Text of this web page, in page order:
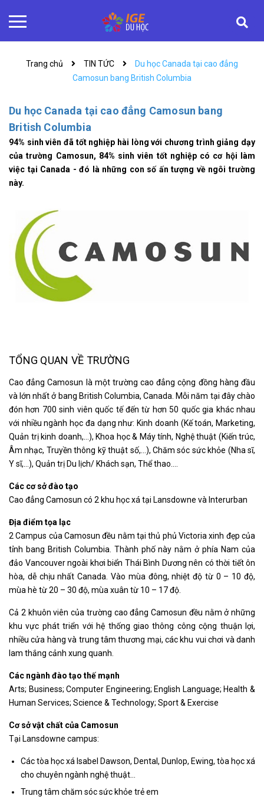
Trang chủ TIN TỨC
Du học Canada tại cao đẳng
Camosun bang British Columbia
Du học Canada tại cao đẳng Camosun bang
British Columbia
94% sinh viên đã tốt nghiệp hài lòng với chương trình giảng dạy
của trường Camosun, 84% sinh viên tốt nghiệp có cơ hội làm
việc tại Canada - đó là những con số ấn tượng về ngôi trường
này.
TỔNG QUAN VỀ TRƯỜNG
Cao đẳng Camosun là một trường cao đẳng cộng đồng hàng đầu
và lớn nhất ở bang British Columbia, Canada. Mỗi năm tại đây chào
đón hơn 700 sinh viên quốc tế đến từ hơn 50 quốc gia khác nhau
với nhiều ngành học đa dạng như: Kinh doanh (Kế toán, Marketing,
Quản trị kinh doanh,…), Khoa học & Máy tính, Nghệ thuật (Kiến trúc,
Âm nhạc, Truyền thông kỹ thuật số,…), Chăm sóc sức khỏe (Nha sĩ,
Y sĩ,…), Quản trị Du lịch/ Khách sạn, Thể thao….
Các cơ sở đào tạo
Cao đẳng Camosun có 2 khu học xá tại Lansdowne và Interurban
Địa điểm tọa lạc
2 Campus của Camosun đều nằm tại thủ phủ Victoria xinh đẹp của
tỉnh bang British Columbia. Thành phố này nằm ở phía Nam của
đảo Vancouver ngoài khơi biển Thái Bình Dương nên có thời tiết ôn
hòa, dễ chịu nhất Canada. Vào mùa đông, nhiệt độ từ 0 – 10 độ,
mùa hè từ 20 – 30 độ, mùa xuân từ 10 – 17 độ.
Cả 2 khuôn viên của trường cao đẳng Camosun đều nằm ở những
khu vực phát triển với hệ thống giao thông công cộng thuận lợi,
nhiều cửa hàng và trung tâm thương mại, các khu vui chơi và danh
lam thắng cảnh xung quanh.
Các ngành đào tạo thế mạnh
Arts; Business; Computer Engineering; English Language; Health &
Human Services; Science & Technology; Sport & Exercise
Cơ sở vật chất của Camosun
Tại Lansdowne campus:
Các tòa học xá Isabel Dawson, Dental, Dunlop, Ewing, tòa học xá
cho chuyên ngành nghệ thuật…
Trung tâm chăm sóc sức khỏe trẻ em